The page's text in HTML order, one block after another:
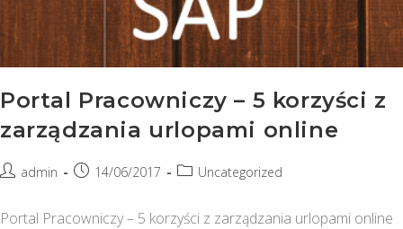
Portal Pracowniczy – 5 korzyści z
zarządzania urlopami online
Postadmin
Post14/06/2017
PostUncategorized
Portal Pracowniczy – 5 korzyści z zarządzania urlopami online